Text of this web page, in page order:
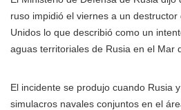
ruso impidió el viernes a un
Unidos lo que describió como un
aguas territoriales de Rusia en el Mar
El incidente se produjo cuando Rusia
simulacros navales conjuntos en el